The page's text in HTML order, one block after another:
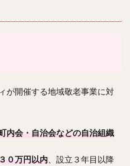
が開催する地域敬老事業に対
内会・自治会などの自治組織
３０万円以内 、設立３年目以降